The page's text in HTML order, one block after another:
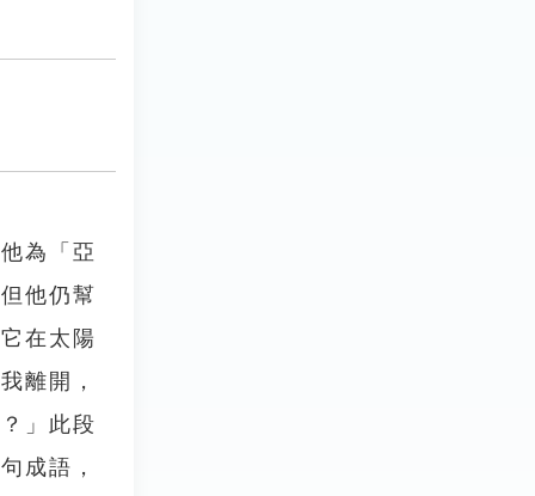
為「亞
他仍幫
在太陽
離開，
」此段
成語，